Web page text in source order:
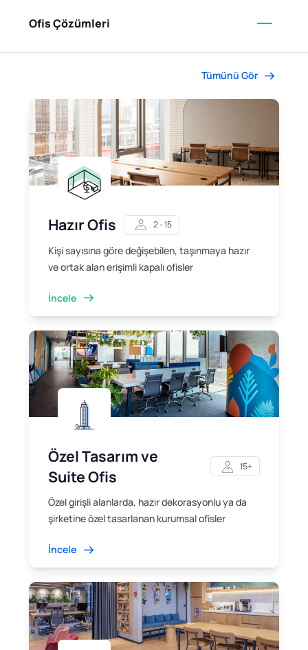
Ofis Çözümleri
Tümünü Gör
Hazır Ofis 2 - 15
Kişi sayısına göre değişebilen, taşınmaya hazır
ve ortak alan erişimli kapalı ofisler
İncele
Özel Tasarım ve
Suite Ofis
15+
Özel girişli alanlarda, hazır dekorasyonlu ya da
şirketine özel tasarlanan kurumsal ofisler
İncele